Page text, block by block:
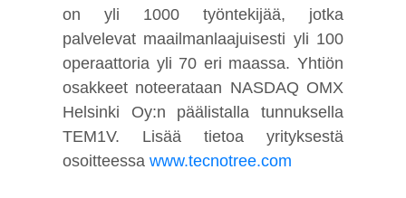
on yli 1000 työntekijää, jotka
palvelevat maailmanlaajuisesti yli 100
operaattoria yli 70 eri maassa. Yhtiön
osakkeet noteerataan NASDAQ OMX
Helsinki Oy:n päälistalla tunnuksella
TEM1V. Lisää tietoa yrityksestä
osoitteessawww.tecnotree.com